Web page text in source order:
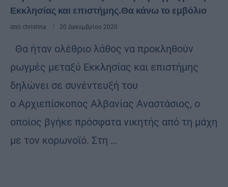
Εκκλησίας και επιστήμης.Θα κάνω το εμβόλιο
από christina 20 Δεκεμβρίου 2020
Θα ήταν ολέθριο λάθος να προκληθούν
ρωγμές μεταξύ Εκκλησίας και επιστήμης
δηλώνει σε συνέντευξή του
ο Αρχιεπίσκοπος Αλβανίας Αναστάσιος, ο
οποίος βγήκε πρόσφατα νικητής από τη μάχη
με τον κορωνοϊό. Στη …